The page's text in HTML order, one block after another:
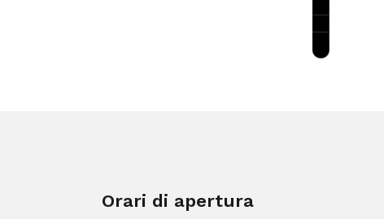
Orari di apertura